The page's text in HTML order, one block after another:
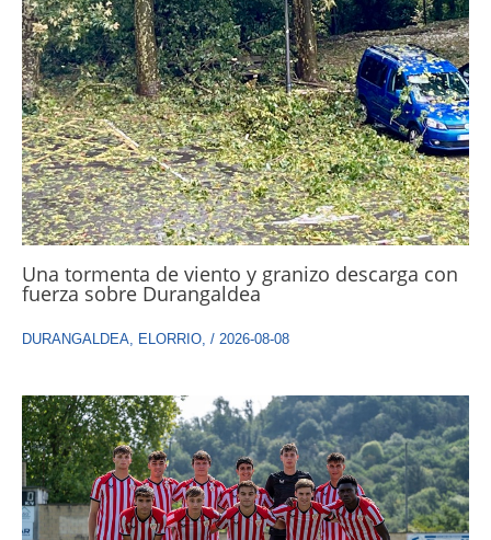
Una tormenta de viento y granizo descarga con
fuerza sobre Durangaldea
DURANGALDEA, ELORRIO, / 2026-08-08